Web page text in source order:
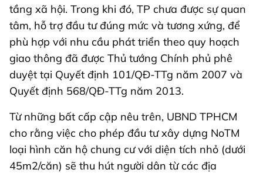
tầng xã hội. Trong khi đó, TP chưa được sự quan
tâm, hỗ trợ đầu tư đúng mức và tương xứng, để
phù hợp với nhu cầu phát triển theo quy hoạch
giao thông đã được Thủ tướng Chính phủ phê
duyệt tại Quyết định 101/QĐ-TTg năm 2007 và
Quyết định 568/QĐ-TTg năm 2013.
Từ những bất cấp cập nêu trên, UBND TPHCM
cho rằng việc cho phép đầu tư xây dựng NoTM
loại hình căn hộ chung cư với diện tích nhỏ (dưới
45m2/căn) sẽ thu hút người dân từ các địa